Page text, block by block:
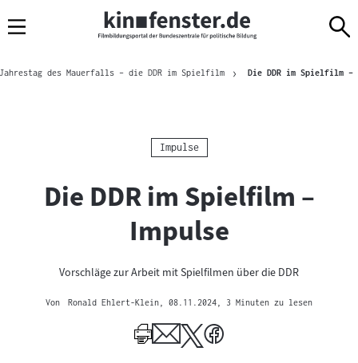
Navigation
zum
zur
amBrotkrümelnavigation
des Mauerfalls – die DDR im Spielfilm Die DDR im Spielfilm –
Kategorie:
Impulse
Die DDR im Spielfilm –
Impulse
Vorschläge zur Arbeit mit Spielfilmen über die DDR
Von Ronald Ehlert-Klein , 08.11.2024 , 3 Minuten zu lesen